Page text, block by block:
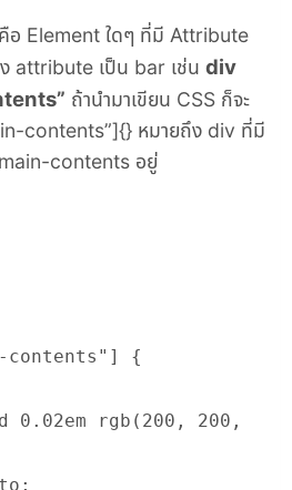
คือ Element ใดๆ ที่มี Attribute
attribute เป็น bar เช่นdiv
ถ้านำมาเขียน CSS ก็จะ
contents”]{} หมายถึง div ที่มี
contents อยู่
contents"] {
rgb(200, 200,